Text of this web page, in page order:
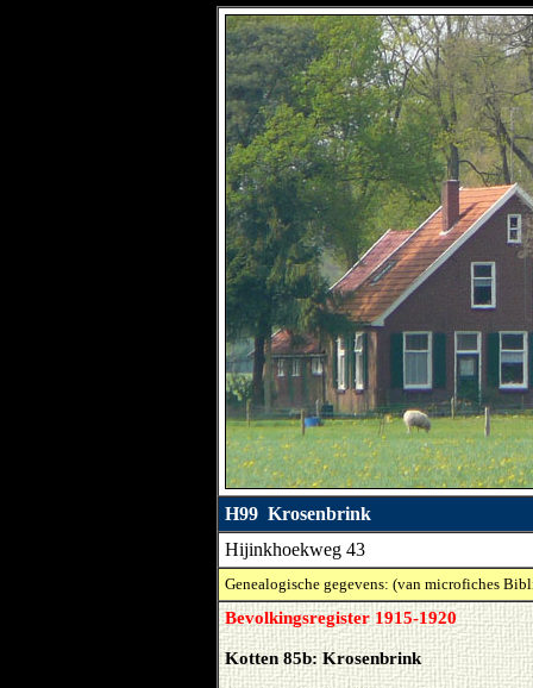
H99 Krosenbrink
Hijinkhoekweg 43
Genealogische gegevens: (van microfiches
Bevolkingsregister 1915-1920
Kotten 85b: Krosenbrink